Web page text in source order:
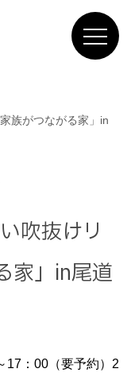
族がつながる家」in
吹抜けリ
家」in尾道
17：00（要予約）2